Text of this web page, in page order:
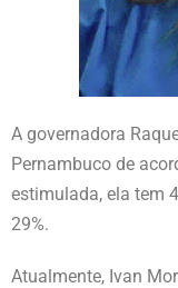
A governadora
Pernambuco de
estimulada, ela tem
29%.
Atualmente, Ivan